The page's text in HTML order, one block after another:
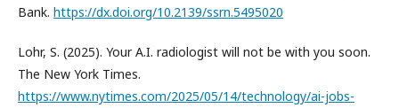
Bank. https://dx.doi.org/10.2139/ssrn.5495020
Lohr, S. (2025). Your A.I. radiologist will not be with you soon.
The New York Times.
https://www.nytimes.com/2025/05/14/technology/ai-jobs-